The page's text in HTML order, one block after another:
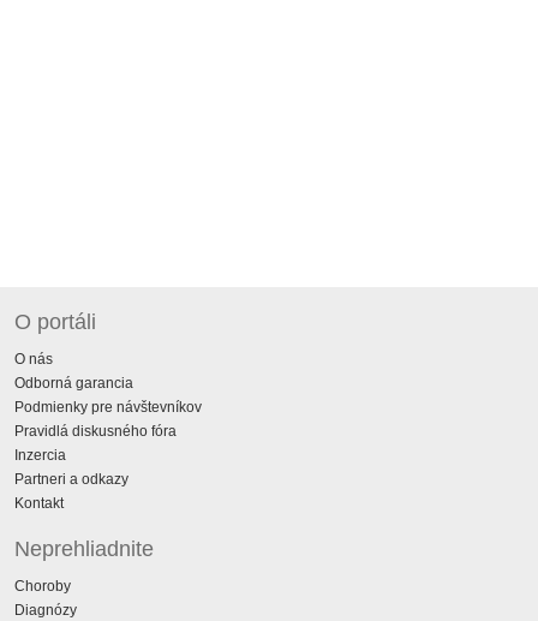
O portáli
O nás
Odborná garancia
Podmienky pre návštevníkov
Pravidlá diskusného fóra
Inzercia
Partneri a odkazy
Kontakt
Neprehliadnite
Choroby
Diagnózy